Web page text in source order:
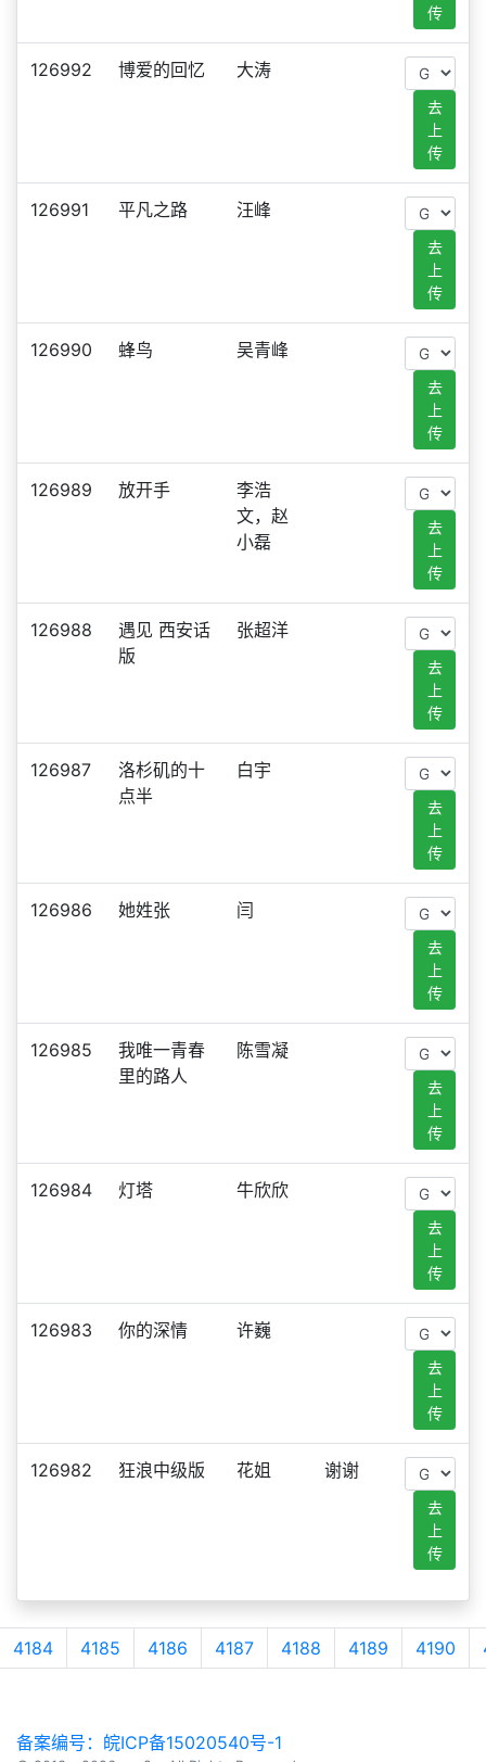
传
126992 博爱的回忆 大涛
去
上
传
126991 平凡之路 汪峰
去
上
传
126990 蜂鸟 吴青峰
去
上
传
126989 放开手
李浩
文，赵
小磊
去
上
传
126988
遇见 西安话
版
张超洋
去
上
传
126987
洛杉矶的十
点半
白宇
去
上
传
126986 她姓张 闫
去
上
传
126985
我唯一青春
里的路人
陈雪凝
去
上
传
126984 灯塔 牛欣欣
去
上
传
126983 你的深情 许巍
去
上
传
126982 狂浪中级版 花姐 谢谢
去
上
传
4184 4185 4186 4187 4188 4189 4190
备案编号：皖ICP备15020540号-1